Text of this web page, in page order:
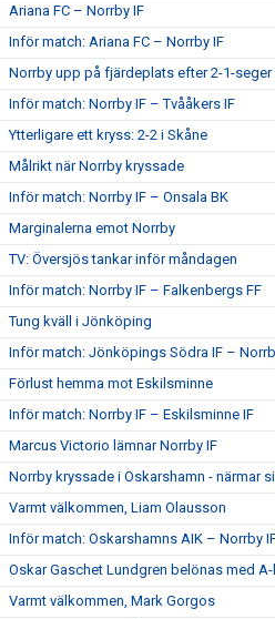
Ariana FC – Norrby IF
Inför match: Ariana FC – Norrby IF
Norrby upp på fjärdeplats efter 2-1-seger
Inför match: Norrby IF – Tvååkers IF
Ytterligare ett kryss: 2-2 i Skåne
Målrikt när Norrby kryssade
Inför match: Norrby IF – Onsala BK
Marginalerna emot Norrby
TV: Översjös tankar inför måndagen
Inför match: Norrby IF – Falkenbergs FF
Tung kväll i Jönköping
Inför match: Jönköpings Södra IF –
Förlust hemma mot Eskilsminne
Inför match: Norrby IF – Eskilsminne IF
Marcus Victorio lämnar Norrby IF
Norrby kryssade i Oskarshamn - närmar
Varmt välkommen, Liam Olausson
Inför match: Oskarshamns AIK – Norrby
Oskar Gaschet Lundgren belönas med
Varmt välkommen, Mark Gorgos